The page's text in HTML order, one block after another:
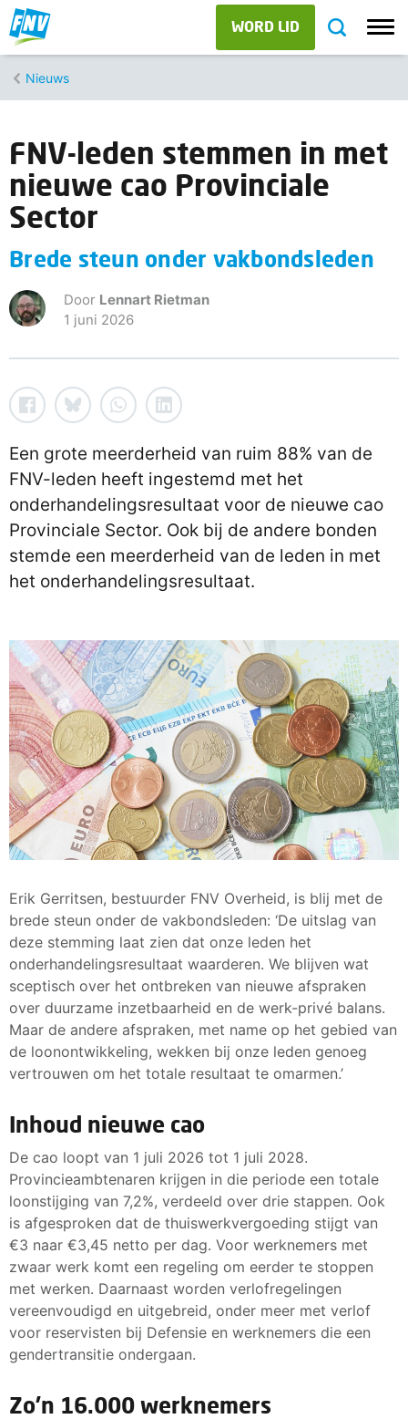
WORD LID
Nieuws
FNV-leden stemmen in met
nieuwe cao Provinciale
Sector
Brede steun onder vakbondsleden
Door Lennart Rietman
1 juni 2026
Een grote meerderheid van ruim 88% van de
FNV-leden heeft ingestemd met het
onderhandelingsresultaat voor de nieuwe cao
Provinciale Sector. Ook bij de andere bonden
stemde een meerderheid van de leden in met
het onderhandelingsresultaat.
Erik Gerritsen, bestuurder FNV Overheid, is blij met de
brede steun onder de vakbondsleden: ‘De uitslag van
deze stemming laat zien dat onze leden het
onderhandelingsresultaat waarderen. We blijven wat
sceptisch over het ontbreken van nieuwe afspraken
over duurzame inzetbaarheid en de werk-privé balans.
Maar de andere afspraken, met name op het gebied van
de loonontwikkeling, wekken bij onze leden genoeg
vertrouwen om het totale resultaat te omarmen.’
Inhoud nieuwe cao
De cao loopt van 1 juli 2026 tot 1 juli 2028.
Provincieambtenaren krijgen in die periode een totale
loonstijging van 7,2%, verdeeld over drie stappen. Ook
is afgesproken dat de thuiswerkvergoeding stijgt van
€3 naar €3,45 netto per dag. Voor werknemers met
zwaar werk komt een regeling om eerder te stoppen
met werken. Daarnaast worden verlofregelingen
vereenvoudigd en uitgebreid, onder meer met verlof
voor reservisten bij Defensie en werknemers die een
gendertransitie ondergaan.
Zo'n 16.000 werknemers